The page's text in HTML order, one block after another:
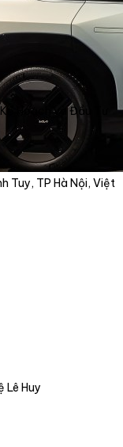
Hoạch và Đầu Tư
Tuy, TP Hà Nội, Việt
Lê Huy